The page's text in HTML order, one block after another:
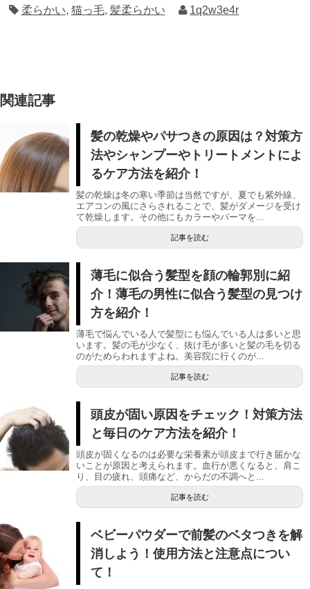
柔らかい, 猫っ毛, 髪柔らかい 1q2w3e4r
関連記事
髪の乾燥やパサつきの原因は？対策方
法やシャンプーやトリートメントによ
るケア方法を紹介！
髪の乾燥は冬の寒い季節は当然ですが、夏でも紫外線、
エアコンの風にさらされることで、髪がダメージを受け
て乾燥します。その他にもカラーやパーマを...
記事を読む
薄毛に似合う髪型を顔の輪郭別に紹
介！薄毛の男性に似合う髪型の見つけ
方を紹介！
薄毛で悩んでいる人で髪型にも悩んでいる人は多いと思
います。髪の毛が少なく、抜け毛が多いと髪の毛を切る
のがためらわれますよね。美容院に行くのが...
記事を読む
頭皮が固い原因をチェック！対策方法
と毎日のケア方法を紹介！
頭皮が固くなるのは必要な栄養素が頭皮まで行き届かな
いことが原因と考えられます。血行が悪くなると、肩こ
り、目の疲れ、頭痛など、からだの不調へと...
記事を読む
ベビーパウダーで前髪のベタつきを解
消しよう！使用方法と注意点につい
て！